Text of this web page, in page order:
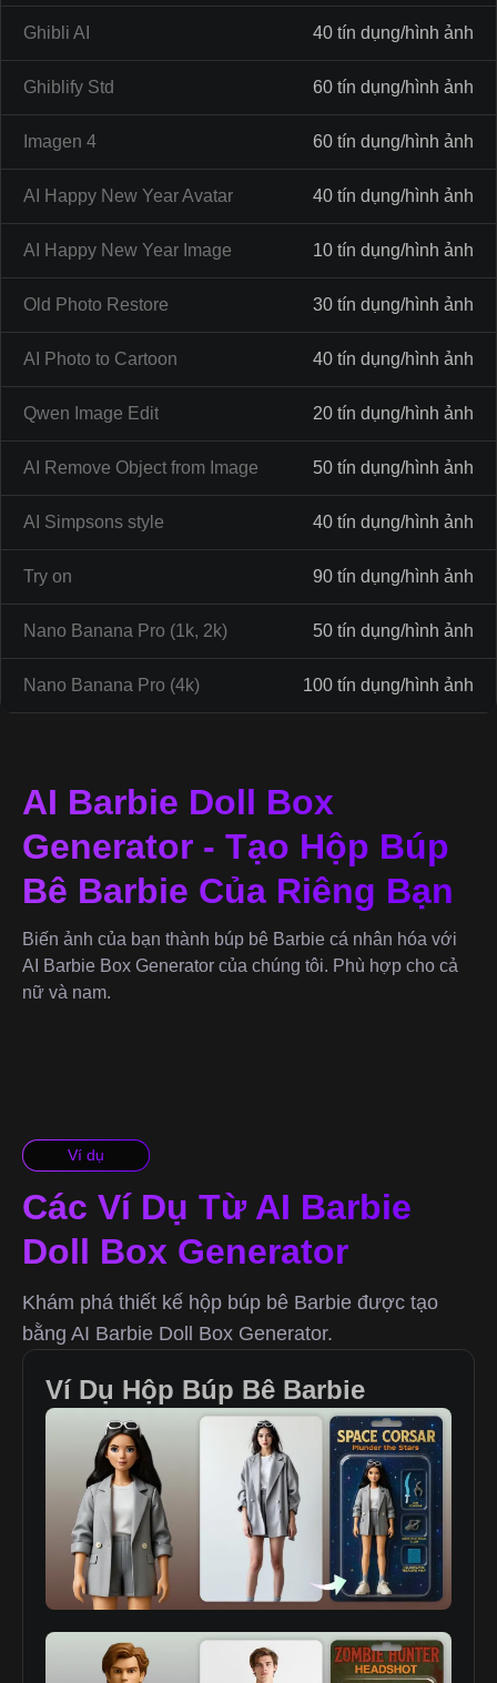
Ghibli AI 40 tín dụng/hình ảnh
Ghiblify Std 60 tín dụng/hình ảnh
Imagen 4 60 tín dụng/hình ảnh
AI Happy New Year Avatar 40 tín dụng/hình ảnh
AI Happy New Year Image 10 tín dụng/hình ảnh
Old Photo Restore 30 tín dụng/hình ảnh
AI Photo to Cartoon 40 tín dụng/hình ảnh
Qwen Image Edit 20 tín dụng/hình ảnh
AI Remove Object from Image 50 tín dụng/hình ảnh
AI Simpsons style 40 tín dụng/hình ảnh
Try on 90 tín dụng/hình ảnh
Nano Banana Pro (1k, 2k) 50 tín dụng/hình ảnh
Nano Banana Pro (4k) 100 tín dụng/hình ảnh
AI Barbie Doll Box
Generator - Tạo Hộp Búp
Bê Barbie Của Riêng Bạn
Biến ảnh của bạn thành búp bê Barbie cá nhân hóa với
AI Barbie Box Generator của chúng tôi. Phù hợp cho cả
nữ và nam.
Ví dụ
Các Ví Dụ Từ AI Barbie
Doll Box Generator
Khám phá thiết kế hộp búp bê Barbie được tạo
bằng AI Barbie Doll Box Generator.
Ví Dụ Hộp Búp Bê Barbie